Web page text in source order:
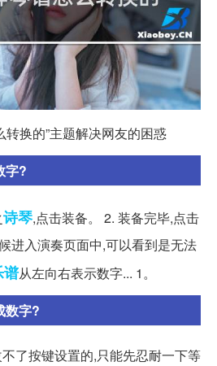
转换的”主题解决网友的困惑
字?
诗琴,点击装备。 2. 装备完毕,点击
进入演奏页面中,可以看到是无法
谱从左向右表示数字... 1。
数字?
了按键设置的,只能先忍耐一下等